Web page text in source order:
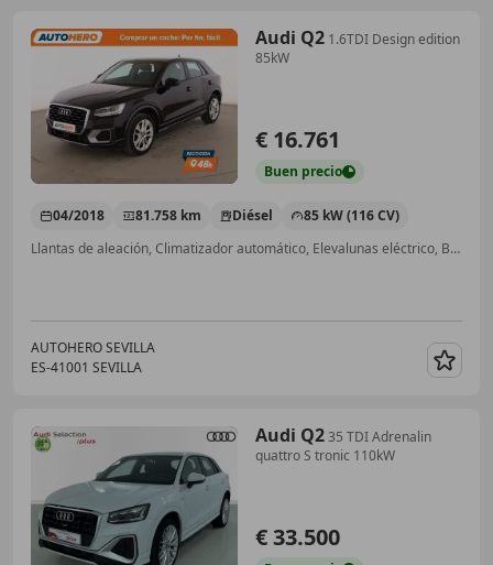
Audi Q2 1.6TDI Design edition
85kW
€ 16.761
Buen precio
04/2018 81.758 km Diésel
85 kW (116 CV)
Llantas de aleación, Climatizador automático, Elevalunas eléctrico, Bluetooth, Sensor de lluvia, Ventanas tintadas, Volante multifunción, Airbags laterales
AUTOHERO SEVILLA
ES-41001 SEVILLA
Audi Q235 TDI Adrenalin
quattro S tronic 110kW
€ 33.500